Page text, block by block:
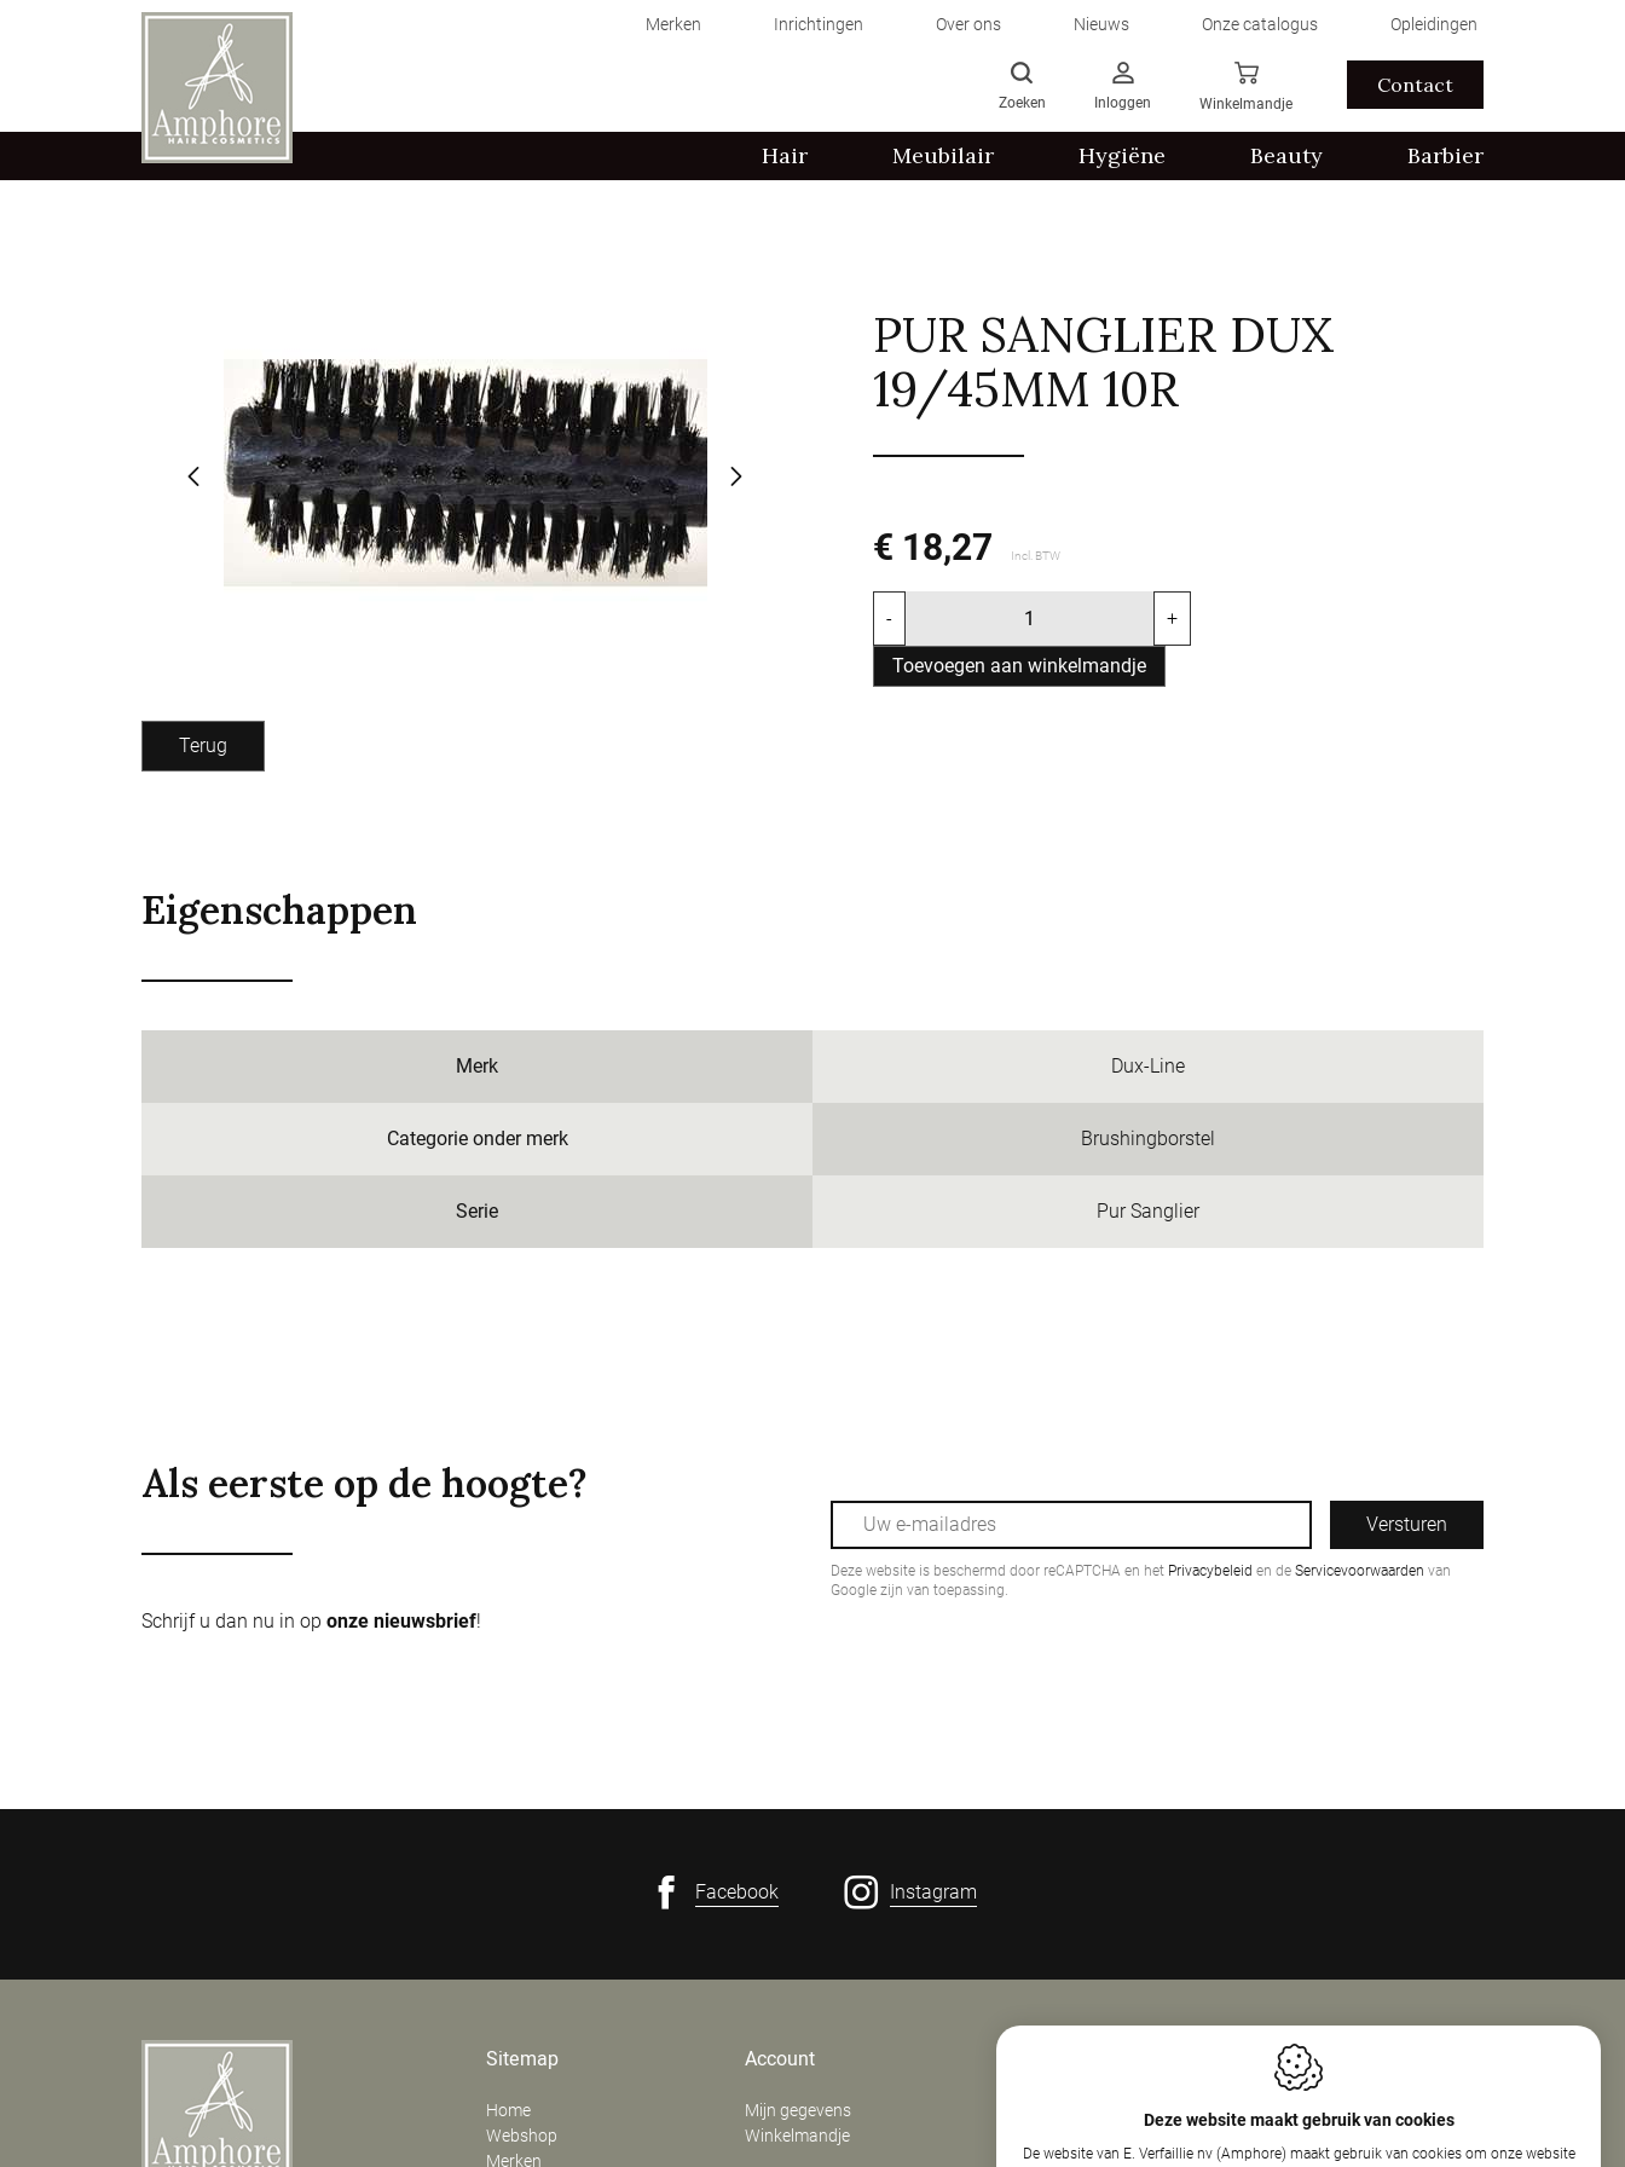
Merken Inrichtingen Over ons Nieuws Onze catalogus Opleidingen
Zoeken Inloggen Winkelmandje
Contact
Hair Meubilair Hygiëne Beauty Barbier
PUR SANGLIER DUX
19/45MM 10R
€ 18,27 Incl. BTW
- +
Toevoegen aan winkelmandje
Terug
Eigenschappen
Merk Dux-Line
Categorie onder merk Brushingborstel
Serie Pur Sanglier
Als eerste op de hoogte?
Schrijf u dan nu in op onze nieuwsbrief!
Versturen
Deze website is beschermd door reCAPTCHA en het Privacybeleid en de Servicevoorwaarden van
Google zijn van toepassing.
Facebook Instagram
Sitemap
Home
Webshop
Merken
Account
Mijn gegevens
Winkelmandje
E. Verfaillie Nv (Amphore)
8800 Roeselare
Openingsuren
Maandag
08:00 - 18:00
Dinsdag
13:30 - 17:30
Deze website maakt gebruik van cookies
De website van E. Verfaillie nv (Amphore) maakt gebruik van cookies om onze website